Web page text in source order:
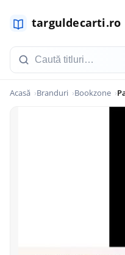
Acasă Branduri Bookzone